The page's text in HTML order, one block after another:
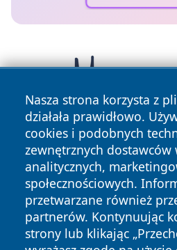
Nasza strona korzysta z
działała prawidłowo.
cookies i podobnych
zewnętrznych dostawców
analitycznych,
społecznościowych.
przetwarzane również
partnerów. Kontynuując
strony lub klikając
Copyright © 2026 24slupsk.pl